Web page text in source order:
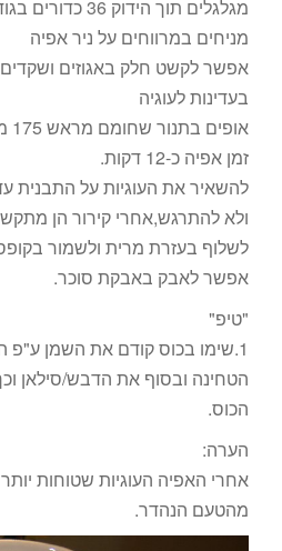
מגלגלים תוך הידוק 36 כדורים בגודל אגוז
מניחים במרווחים על ניר אפיה
אפשר לקשט חלק באגוזים
בעדינות לעוגיה
אופים בתנור שחומם מראש 175 מעלות
זמן אפיה כ-12 דקות.
להשאיר את העוגיות על התבנית
ולא להתרגש,אחרי קירור הן
לשלוף בעזרת מרית ולשמור
אפשר לאבק באבקת סוכר.
"טיפ"
1.שימו בכוס קודם את השמן
הטחינה ובסוף את הדבש/סילאן
הכוס.
הערה:
אחרי האפיה העוגיות שטוחות
מהטעם הנהדר.